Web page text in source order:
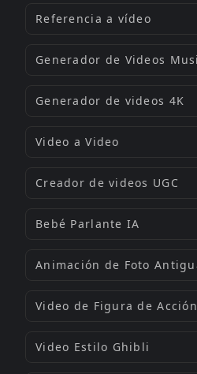
Referencia a vídeo
Generador de Videos
Generador de videos 4K
Video a Video
Creador de videos UGC
Bebé Parlante IA
Animación de Foto
Video de Figura de Acción
Video Estilo Ghibli